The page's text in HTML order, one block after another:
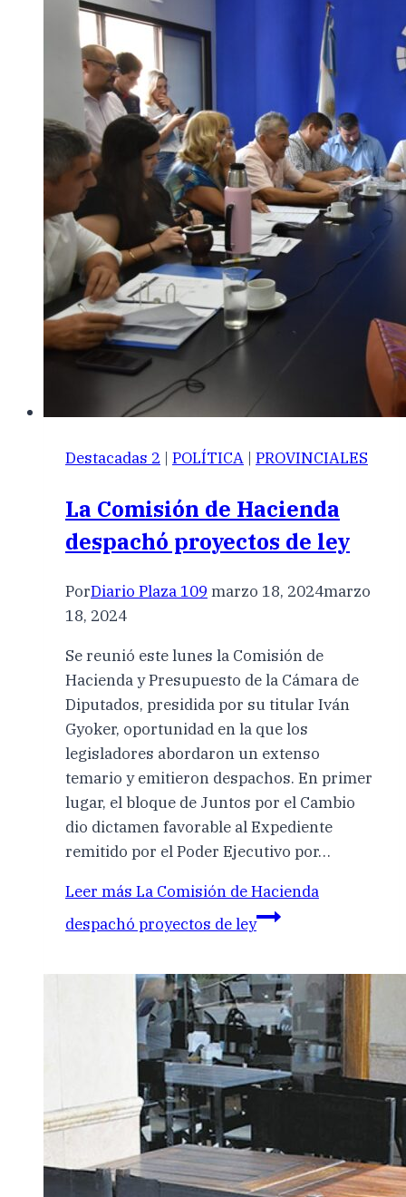
Destacadas 2 | POLÍTICA | PROVINCIALES
La Comisión de Hacienda
despachó proyectos de ley
PorDiario Plaza 109 marzo 18, 2024marzo
18, 2024
Se reunió este lunes la Comisión de
Hacienda y Presupuesto de la Cámara de
Diputados, presidida por su titular Iván
Gyoker, oportunidad en la que los
legisladores abordaron un extenso
temario y emitieron despachos. En primer
lugar, el bloque de Juntos por el Cambio
dio dictamen favorable al Expediente
remitido por el Poder Ejecutivo por…
Leer más La Comisión de Hacienda
despachó proyectos de ley